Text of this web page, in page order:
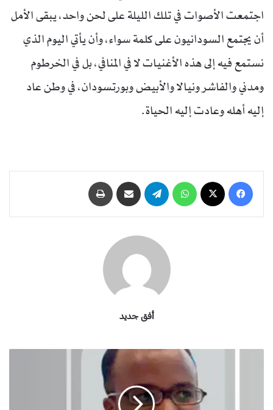
اجتمعت الأصوات في تلك الليلة على لحن واحد، يبقى الأمل
أن يجتمع السودانيون على كلمة سواء، وأن يأتي اليوم الذي
نستمع فيه إلى هذه الأغنيات لا في المنافي، بل في الخرطوم
ومدني والفاشر ونيالا والأبيض وبورتسودان، في وطن عاد
إليه أهله وعادت إليه الحياة.
أفق جديد